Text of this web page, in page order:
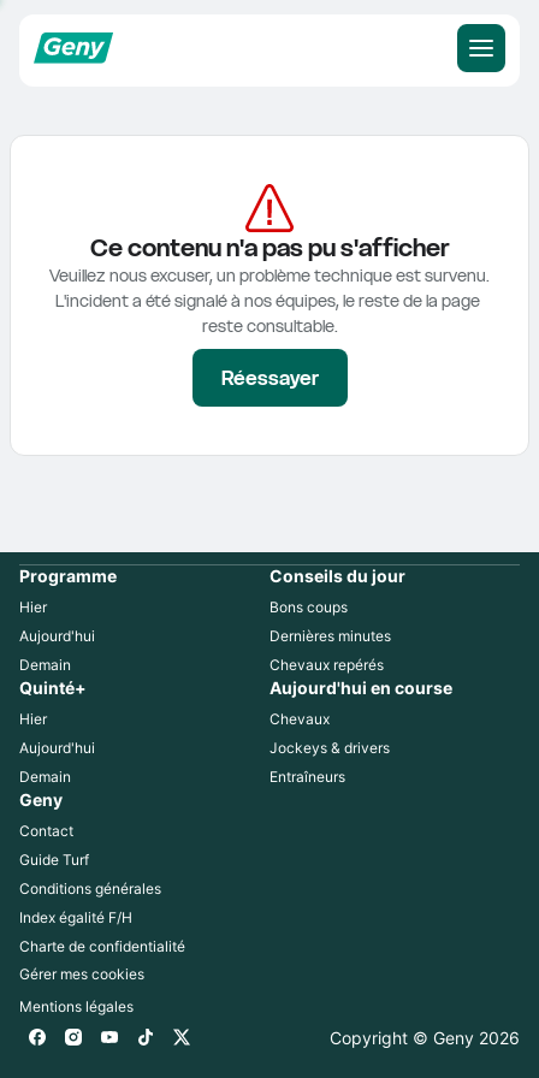
Ce contenu n'a pas pu s'afficher
Veuillez nous excuser, un problème technique est survenu.
L'incident a été signalé à nos équipes, le reste de la page
reste consultable.
Réessayer
Programme
Hier
Aujourd'hui
Demain
Conseils du jour
Bons coups
Dernières minutes
Chevaux repérés
Quinté+
Hier
Aujourd'hui
Demain
Aujourd'hui en course
Chevaux
Jockeys & drivers
Entraîneurs
Geny
Contact
Guide Turf
Conditions générales
Index égalité F/H
Charte de confidentialité
Gérer mes cookies
Mentions légales
Copyright © Geny 2026